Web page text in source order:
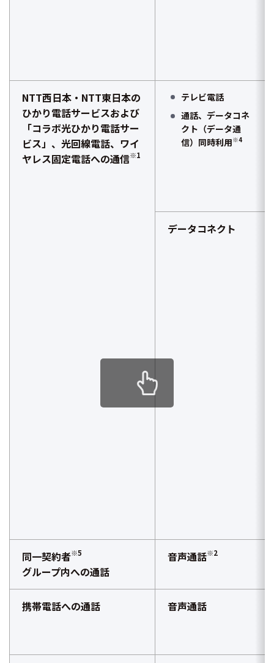
NTT西日本・NTT東日本の
ひかり電話サービスおよび
「コラボ光ひかり電話サー
ビス」、光回線電話、ワイ
ヤレス固定電話への通信※1
テレビ電話
通話、データコネ
クト （データ通
信）同時利用※4
データコネクト
同一契約者※5
グループ内への通話
音声通話※2
携帯電話への通話 音声通話